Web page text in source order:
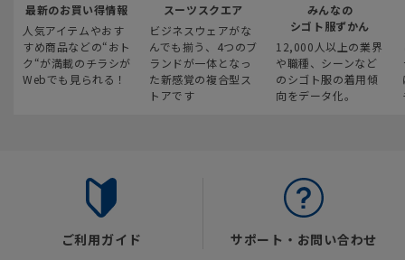
最新のお買い得情報
人気アイテムやおす
すめ商品などの“おト
ク“が満載のチラシが
Webでも見られる！
スーツスクエア
ビジネスウェアがな
んでも揃う、4つのブ
ランドが一体となっ
た新感覚の複合型ス
トアです
みんなの
シゴト服ずかん
12,000人以上の業界
や職種、シーンなど
のシゴト服の着用傾
向をデータ化。
ご利用ガイド サポート・お問い合わせ